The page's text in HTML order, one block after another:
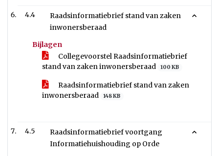
4.4
Raadsinformatiebrief stand van zaken
inwonersberaad
Bijlagen
Collegevoorstel Raadsinformatiebrief
stand van zaken inwonersberaad
100 KB
Raadsinformatiebrief stand van zaken
inwonersberaad
148 KB
4.5
Raadsinformatiebrief voortgang
Informatiehuishouding op Orde